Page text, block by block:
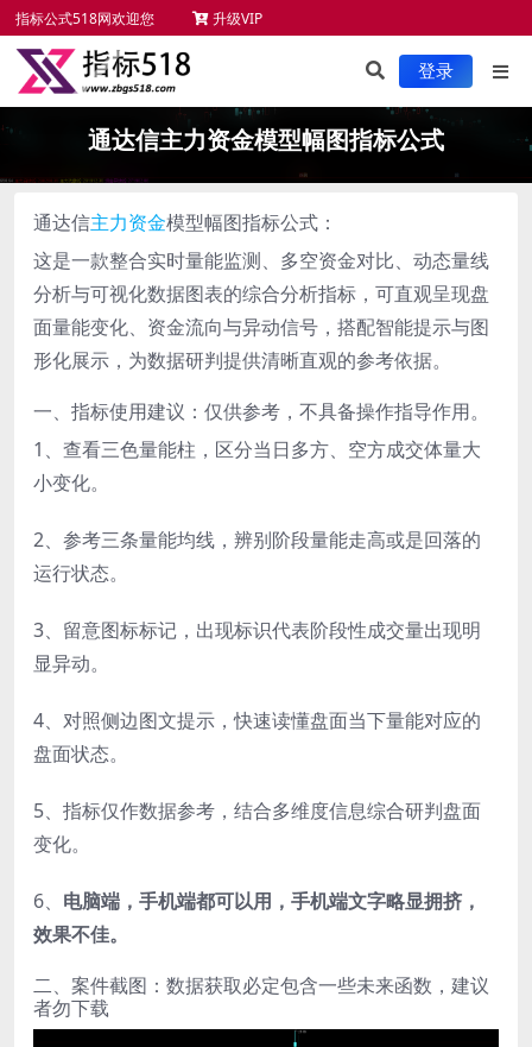
指标公式518网欢迎您
升级VIP
未来函数检测
服务项目 指标安装
登录
通达信主力资金模型幅图指标公式
通达信主力资金模型幅图指标公式：
这是一款整合实时量能监测、多空资金对比、动态量线
分析与可视化数据图表的综合分析指标，可直观呈现盘
面量能变化、资金流向与异动信号，搭配智能提示与图
形化展示，为数据研判提供清晰直观的参考依据。
一、指标使用建议：仅供参考，不具备操作指导作用。
1、查看三色量能柱，区分当日多方、空方成交体量大
小变化。
2、参考三条量能均线，辨别阶段量能走高或是回落的
运行状态。
3、留意图标标记，出现标识代表阶段性成交量出现明
显异动。
4、对照侧边图文提示，快速读懂盘面当下量能对应的
盘面状态。
5、指标仅作数据参考，结合多维度信息综合研判盘面
变化。
6、 电脑端，手机端都可以用，手机端文字略显拥挤，
效果不佳。
二、案件截图：数据获取必定包含一些未来函数，建议
者勿下载